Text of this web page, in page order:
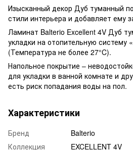
Изысканный декор Дуб туманный
стили интерьера и добавляет ему
Ламинат Balterio Excellent 4V Дуб
укладки на отопительную систему
(Температура не более 27°C).
Напольное покрытие –
для укладки в ванной комнате и
есть риск попадания воды на пол.
Характеристики
Бренд
Balterio
Коллекция
EXCELLENT 4V